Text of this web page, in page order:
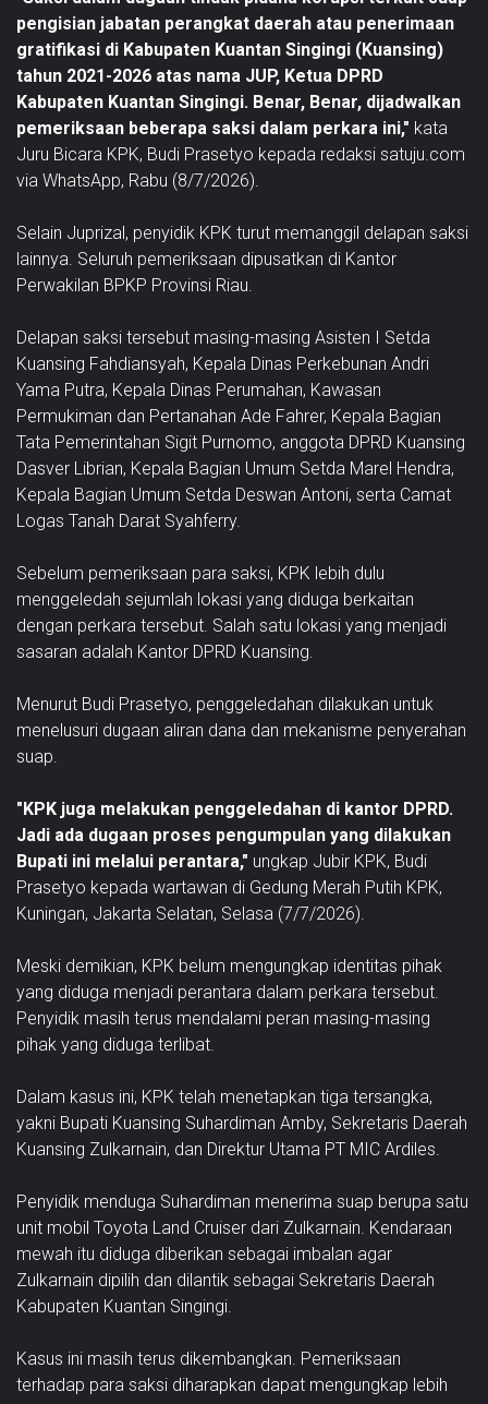
pengisian jabatan perangkat daerah atau penerimaan
gratifikasi di Kabupaten Kuantan Singingi (Kuansing)
tahun 2021-2026 atas nama JUP, Ketua DPRD
Kabupaten Kuantan Singingi. Benar, Benar, dijadwalkan
pemeriksaan beberapa saksi dalam perkara ini," kata
Juru Bicara KPK, Budi Prasetyo kepada redaksi satuju.com
via WhatsApp, Rabu (8/7/2026).
Selain Juprizal, penyidik KPK turut memanggil delapan saksi
lainnya. Seluruh pemeriksaan dipusatkan di Kantor
Perwakilan BPKP Provinsi Riau.
Delapan saksi tersebut masing-masing Asisten I Setda
Kuansing Fahdiansyah, Kepala Dinas Perkebunan Andri
Yama Putra, Kepala Dinas Perumahan, Kawasan
Permukiman dan Pertanahan Ade Fahrer, Kepala Bagian
Tata Pemerintahan Sigit Purnomo, anggota DPRD Kuansing
Dasver Librian, Kepala Bagian Umum Setda Marel Hendra,
Kepala Bagian Umum Setda Deswan Antoni, serta Camat
Logas Tanah Darat Syahferry.
Sebelum pemeriksaan para saksi, KPK lebih dulu
menggeledah sejumlah lokasi yang diduga berkaitan
dengan perkara tersebut. Salah satu lokasi yang menjadi
sasaran adalah Kantor DPRD Kuansing.
Menurut Budi Prasetyo, penggeledahan dilakukan untuk
menelusuri dugaan aliran dana dan mekanisme penyerahan
suap.
"KPK juga melakukan penggeledahan di kantor DPRD.
Jadi ada dugaan proses pengumpulan yang dilakukan
Bupati ini melalui perantara," ungkap Jubir KPK, Budi
Prasetyo kepada wartawan di Gedung Merah Putih KPK,
Kuningan, Jakarta Selatan, Selasa (7/7/2026).
Meski demikian, KPK belum mengungkap identitas pihak
yang diduga menjadi perantara dalam perkara tersebut.
Penyidik masih terus mendalami peran masing-masing
pihak yang diduga terlibat.
Dalam kasus ini, KPK telah menetapkan tiga tersangka,
yakni Bupati Kuansing Suhardiman Amby, Sekretaris Daerah
Kuansing Zulkarnain, dan Direktur Utama PT MIC Ardiles.
Penyidik menduga Suhardiman menerima suap berupa satu
unit mobil Toyota Land Cruiser dari Zulkarnain. Kendaraan
mewah itu diduga diberikan sebagai imbalan agar
Zulkarnain dipilih dan dilantik sebagai Sekretaris Daerah
Kabupaten Kuantan Singingi.
Kasus ini masih terus dikembangkan. Pemeriksaan
terhadap para saksi diharapkan dapat mengungkap lebih